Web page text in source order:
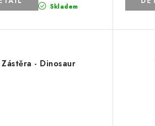
Skladem
Zástěra - Dinosaur